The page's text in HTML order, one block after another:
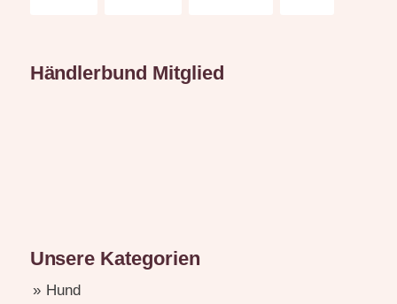
Händlerbund Mitglied
Unsere Kategorien
Hund